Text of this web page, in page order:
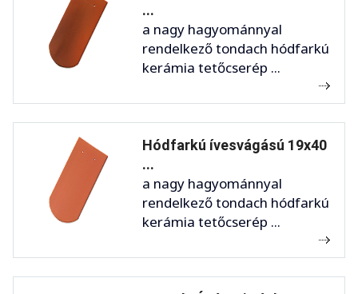
...
a nagy hagyománnyal
rendelkező tondach hódfarkú
kerámia tetőcserép ...
Hódfarkú ívesvágású 19x40
...
a nagy hagyománnyal
rendelkező tondach hódfarkú
kerámia tetőcserép ...